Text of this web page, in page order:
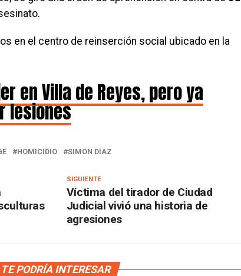
en el centro de reinserción social ubicado en la
en Villa de Reyes, pero ya
lesiones
HOMICIDIO SIMÓN DÍAZ
SIGUIENTE
Víctima del tirador de Ciudad
Judicial vivió una historia de
agresiones
TE PODRÍA INTERESAR